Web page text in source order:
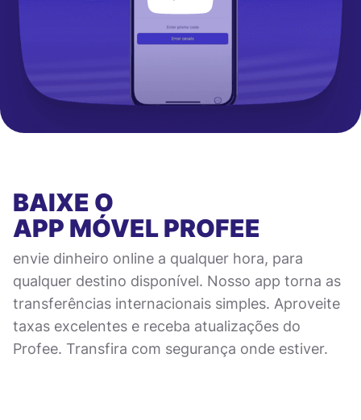
BAIXE O
APP MÓVELPROFEE
envie dinheiro online a qualquer hora, para
qualquer destino disponível. Nosso app torna as
transferências internacionais simples. Aproveite
taxas excelentes e receba atualizações do
Profee. Transfira com segurança onde estiver.